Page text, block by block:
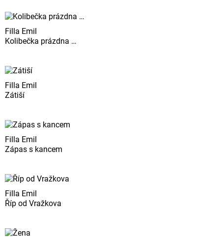
Filla Emil
Kolibečka prázdna …
Filla Emil
Zátiší
Filla Emil
Zápas s kancem
Filla Emil
Říp od Vražkova